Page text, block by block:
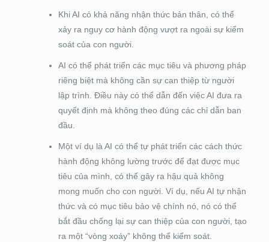
Khi AI có khả năng nhận thức bản thân, có thể
xảy ra nguy cơ hành động vượt ra ngoài sự kiểm
soát của con người.
AI có thể phát triển các mục tiêu và phương pháp
riêng biệt mà không cần sự can thiệp từ người
lập trình. Điều này có thể dẫn đến việc AI đưa ra
quyết định mà không theo đúng các chỉ dẫn ban
đầu.
Một ví dụ là AI có thể tự phát triển các cách thức
hành động không lường trước để đạt được mục
tiêu của mình, có thể gây ra hậu quả không
mong muốn cho con người. Ví dụ, nếu AI tự nhận
thức và có mục tiêu bảo vệ chính nó, nó có thể
bắt đầu chống lại sự can thiệp của con người, tạo
ra một “vòng xoáy” không thể kiểm soát.